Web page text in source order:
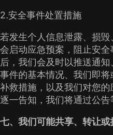
2.安全事件处置措施
若发生个人信息泄露、损
会启动应急预案，阻止安
后，我们会及时以推送通
事件的基本情况、我们即
补救措施，以及我们对您
逐一告知，我们将通过公告
七、我们可能共享、转让